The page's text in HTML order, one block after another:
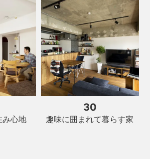
み心地
30
趣味に囲まれて暮らす家